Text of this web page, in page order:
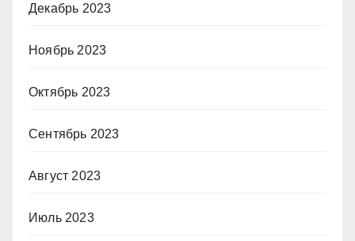
Декабрь 2023
Ноябрь 2023
Октябрь 2023
Сентябрь 2023
Август 2023
Июль 2023